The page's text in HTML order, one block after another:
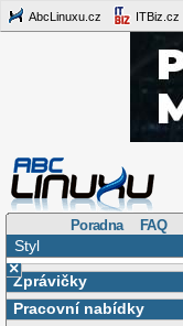
AbcLinuxu.cz ITBiz.cz
Poradna FAQ
Styl
×
Zprávičky
Pracovní nabídky